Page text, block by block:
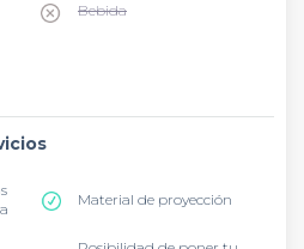
Bebida
Material de proyección